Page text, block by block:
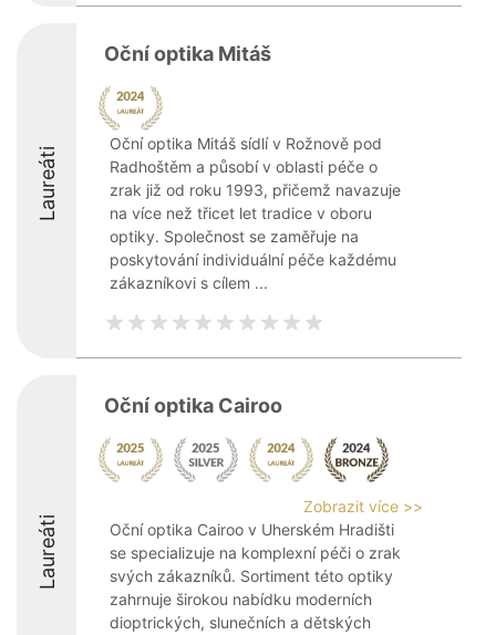
Laureáti
Oční optika Mitáš
Oční optika Mitáš sídlí v Rožnově pod
Radhoštěm a působí v oblasti péče o
zrak již od roku 1993, přičemž navazuje
na více než třicet let tradice v oboru
optiky. Společnost se zaměřuje na
poskytování individuální péče každému
zákazníkovi s cílem ...
Laureáti
Oční optika Cairoo
Zobrazit více >>
Oční optika Cairoo v Uherském Hradišti
se specializuje na komplexní péči o zrak
svých zákazníků. Sortiment této optiky
zahrnuje širokou nabídku moderních
dioptrických, slunečních a dětských